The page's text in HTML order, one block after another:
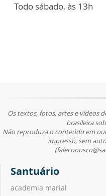
Todo sábado, às 13h
Os textos, fotos, artes e vídeos
brasileira
Não reproduza o conteúdo em
impresso, sem
Santuário
academia marial